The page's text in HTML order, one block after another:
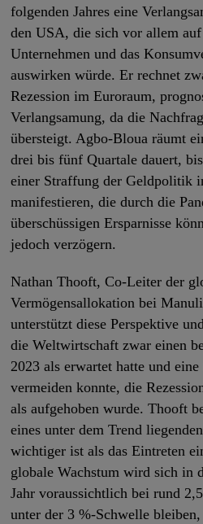
folgenden Jahres eine
den USA, die sich vor allem
Unternehmen und das
auswirken würde. Er rechnet
Rezession im Euroraum,
Verlangsamung, da die
übersteigt. Agbo-Bloua räumt
drei bis fünf Quartale dauert,
einer Straffung der Geldpolitik
manifestieren, die durch die
überschüssigen Ersparnisse
jedoch verzögern.
Nathan Thooft, Co-Leiter der
Vermögensallokation bei
unterstützt diese Perspektive
die Weltwirtschaft zwar einen
2023 als erwartet hatte und
vermeiden konnte, die
als aufgehoben wurde. Thooft
eines unter dem Trend
wichtiger ist als das Eintreten
globale Wachstum wird sich in
Jahr voraussichtlich bei rund
unter der 3 %-Schwelle